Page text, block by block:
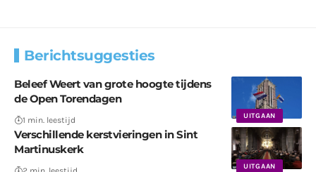
Berichtsuggesties
UITGAAN
Beleef Weert van grote hoogte tijdens
de Open Torendagen
1 min. leestijd
UITGAAN
Verschillende kerstvieringen in Sint
Martinuskerk